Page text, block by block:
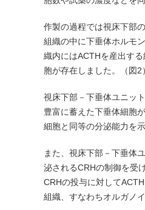
作製の過程では視床下部
組織の中に下垂体ホルモ
織内にはACTHを産出す
胞が存在しました。（図2）
視床下部－下垂体ユニッ
豊富に蓄えた下垂体細胞
細胞と同等の分泌能力を
また、視床下部－下垂体
泌されるCRHの制御を受
CRHの投与に対して
組織、すなわちオルガノ